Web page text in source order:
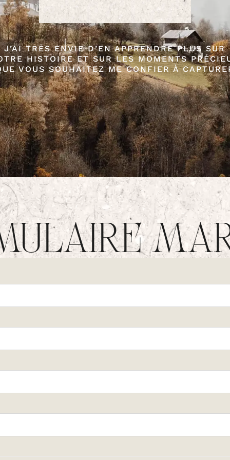
J’AI TRÈS ENVIE D’EN APPRENDRE PLUS SUR
HISTOIRE ET SUR LES MOMENTS
VOUS SOUHAITEZ ME CONFIER À